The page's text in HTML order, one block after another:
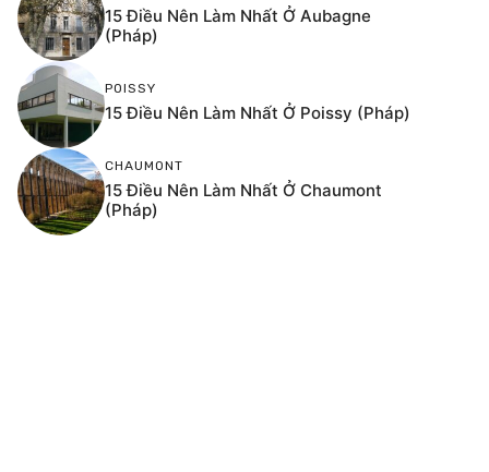
15 Điều Nên Làm Nhất Ở Aubagne
(Pháp)
POISSY
15 Điều Nên Làm Nhất Ở Poissy (Pháp)
CHAUMONT
15 Điều Nên Làm Nhất Ở Chaumont
(Pháp)